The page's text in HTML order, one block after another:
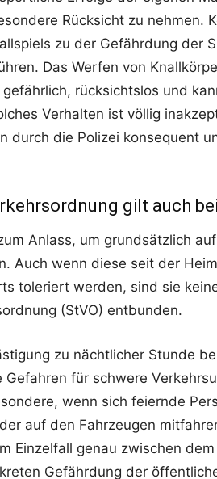
Rücksicht zu nehmen.
zu der Gefährdung der
Das Werfen von
rücksichtslos und
Verhalten ist völlig
durch die Polizei konsequent
gilt auch
Anlass, um grundsätzlich
Auch wenn diese seit der
toleriert werden, sind sie
(StVO) entbunden.
zu nächtlicher Stunde
für schwere
wenn sich feiernde
auf den Fahrzeugen
Einzelfall genau zwischen
Gefährdung der